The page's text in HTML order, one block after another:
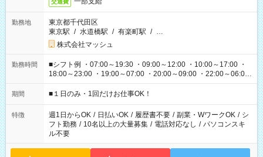
交通費
勤務地
東京都千代田区
東京駅 / 水道橋駅 / 有楽町駅 / …
株式会社マッシュ
勤務時間
■シフト例 ・07:00～19:30 ・09:00～12:00 ・10:00～17:00 ・
18:00～23:00 ・19:00～07:00 ・20:00～09:00 ・22:00～06:00
etc ★最短で3時間で5,120円のお仕事から 15時間で2万円近く稼
げるお仕事も！ ご希望のお時間に合わせてご紹介！ ※シフトは
ください！
期間 ■１日のみ・1回だけお仕事OK！
特徴 週1日からOK / 日払いOK / 履歴書不要 / 副業・WワークOK / シ
フト勤務 / 10名以上の大量募集 / 電話対応なし / パソコンスキ
ル不要